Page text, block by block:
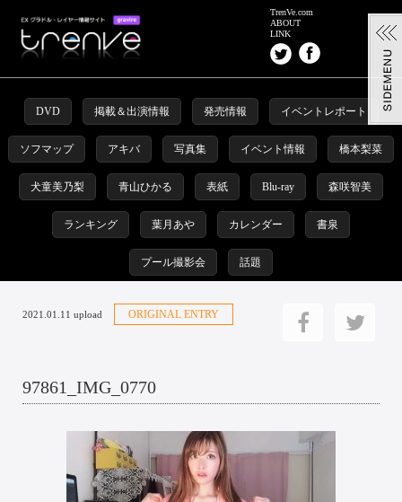
TrenVe.com
ABOUT
LINK
DVD 掲載＆出演情報 発売情報 イベントレポート
ソフマップ アキバ 写真集 イベント情報 橋本梨菜
犬童美乃梨 青山ひかる 表紙 Blu-ray 森咲智美
ランキング 葉月あや カレンダー 書泉
プール撮影会 話題
2021.01.11 upload ORIGINAL ENTRY
97861_IMG_0770